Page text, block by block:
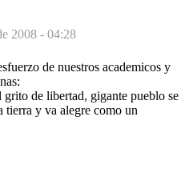
2008 - 04:28
de nuestros academicos y
grito de libertad, gigante pueblo se
tierra y va alegre como un